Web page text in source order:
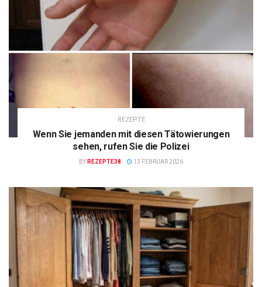
REZEPTE
Wenn Sie jemanden mit diesen Tätowierungen
sehen, rufen Sie die Polizei
BY REZEPTE38 13 FEBRUAR 2026